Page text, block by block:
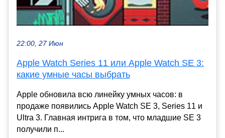
22:00, 27 Июн
Apple Watch Series 11 или Apple Watch SE 3:
какие умные часы выбрать
Apple обновила всю линейку умных часов: в
продаже появились Apple Watch SE 3, Series 11 и
Ultra 3. Главная интрига в том, что младшие SE 3
получили п...